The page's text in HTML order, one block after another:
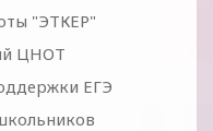
"ЭТКЕР"
ЦНОТ
ЕГЭ